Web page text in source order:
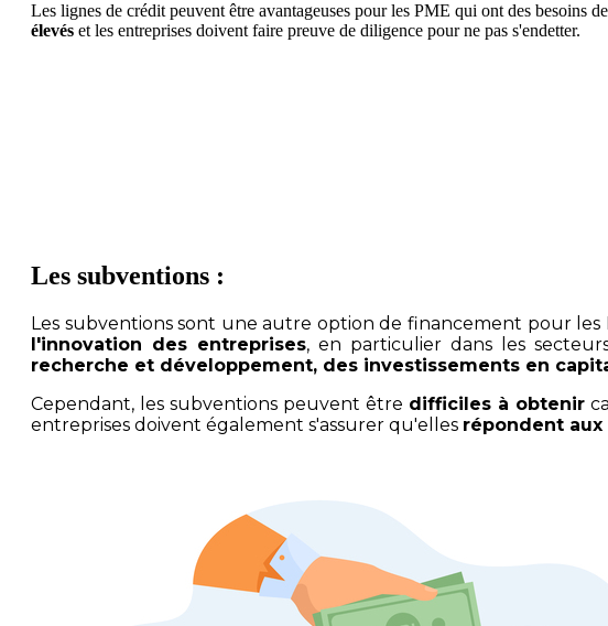
Les lignes de crédit peuvent être avantageuses pour les PME qui ont des besoins
élevés et les entreprises doivent faire preuve de diligence pour ne pas s'endetter.
Les subventions :
Les subventions sont une autre option de financement pour
l'innovation des entreprises, en particulier dans les
recherche et développement, des investissements en
Cependant, les subventions peuvent être difficiles à obtenir
entreprises doivent également s'assurer qu'elles répondent